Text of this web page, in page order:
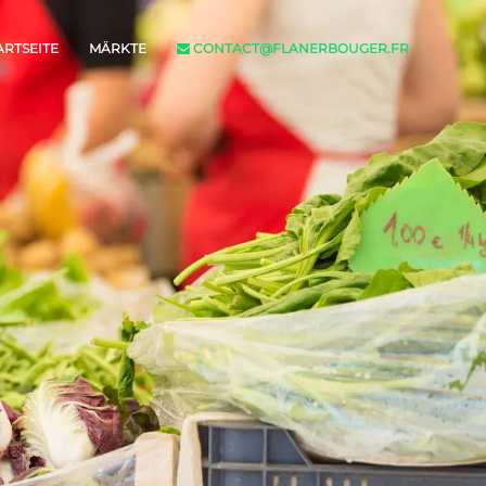
MÄRKTE CONTACT@FLANERBOUGER.FR